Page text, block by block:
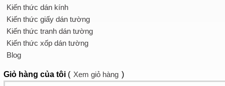
Kiến thức dán kính
Kiến thức giấy dán tường
Kiến thức tranh dán tường
Kiến thức xốp dán tường
Blog
Giỏ hàng của tôi ( Xem giỏ hàng )